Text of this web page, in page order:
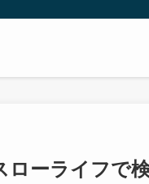
ローライフで